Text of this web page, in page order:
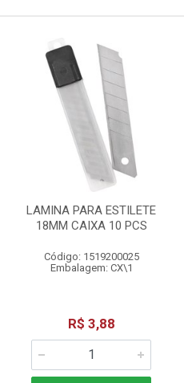
LAMINA PARA ESTILETE
18MM CAIXA 10 PCS
Código: 1519200025
Embalagem: CX\1
R$ 3,88